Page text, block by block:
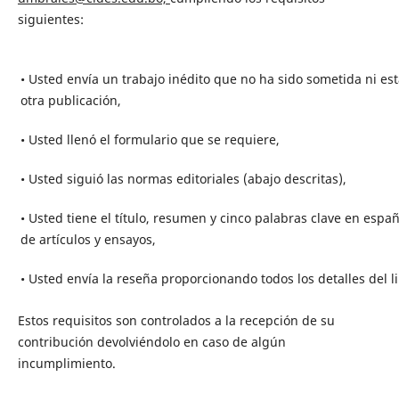
siguientes:
• Usted envía un trabajo inédito que no ha sido sometida ni
otra publicación,
• Usted llenó el formulario que se requiere,
• Usted siguió las normas editoriales (abajo descritas),
• Usted tiene el título, resumen y cinco palabras clave en
de artículos y ensayos,
• Usted envía la reseña proporcionando todos los detalles del
Estos requisitos son controlados a la recepción de su
contribución devolviéndolo en caso de algún
incumplimiento.